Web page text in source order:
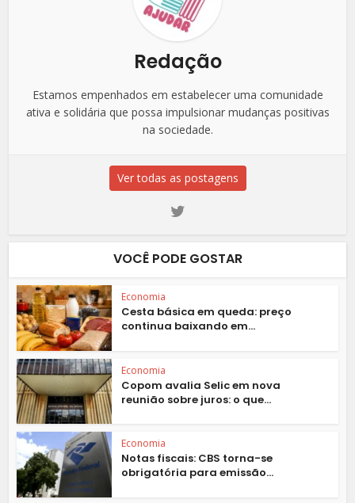
Redação
Estamos empenhados em estabelecer uma comunidade
ativa e solidária que possa impulsionar mudanças positivas
na sociedade.
Ver todas as postagens
VOCÊ PODE GOSTAR
Economia
Cesta básica em queda: preço
continua baixando em...
Economia
Copom avalia Selic em nova
reunião sobre juros: o que...
Economia
Notas fiscais: CBS torna-se
obrigatória para emissão...